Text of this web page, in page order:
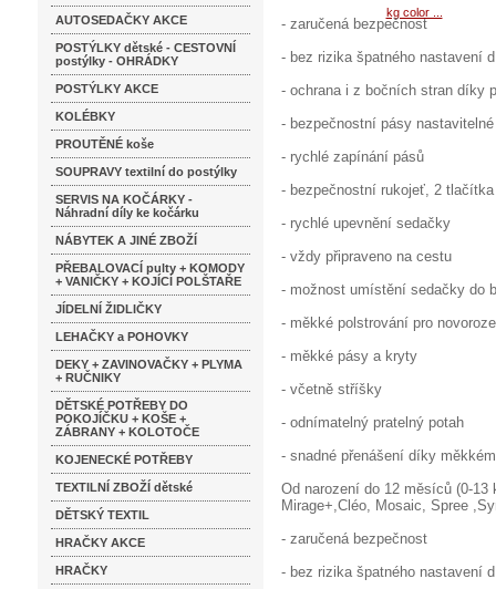
AUTOSEDAČKY AKCE
POSTÝLKY dětské - CESTOVNÍ
postýlky - OHRÁDKY
POSTÝLKY AKCE
KOLÉBKY
PROUTĚNÉ koše
SOUPRAVY textilní do postýlky
SERVIS NA KOČÁRKY -
Náhradní díly ke kočárku
NÁBYTEK A JINÉ ZBOŽÍ
PŘEBALOVACÍ pulty + KOMODY
+ VANIČKY + KOJÍCÍ POLŠTAŘE
JÍDELNÍ ŽIDLIČKY
LEHAČKY a POHOVKY
DEKY + ZAVINOVAČKY + PLYMA
+ RUČNIKY
DĚTSKÉ POTŘEBY DO
POKOJÍČKU + KOŠE +
ZÁBRANY + KOLOTOČE
KOJENECKÉ POTŘEBY
TEXTILNÍ ZBOŽÍ dětské
DĚTSKÝ TEXTIL
HRAČKY AKCE
HRAČKY
- zaručená bezpečnost
- bez rizika špatného nastavení
- ochrana i z bočních stran díky
- bezpečnostní pásy
- rychlé zapínání pásů
- bezpečnostní rukojeť, 2
- rychlé upevnění sedačky
- vždy připraveno na cestu
- možnost umístění sedačky do
- měkké polstrování pro
- měkké pásy a kryty
- včetně stříšky
- odnímatelný pratelný potah
- snadné přenášení díky
Od narození do 12 měsíců (0-
Mirage+,Cléo, Mosaic, Spree
- zaručená bezpečnost
- bez rizika špatného nastavení